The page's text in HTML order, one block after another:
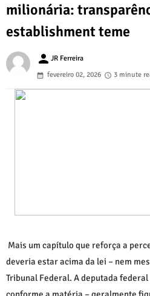
milionária:
establishment teme
person JR Ferreira
fevereiro 02, 2026
3 minute
Mais um capítulo que reforça a
deveria estar acima da lei – nem
Tribunal Federal. A deputada